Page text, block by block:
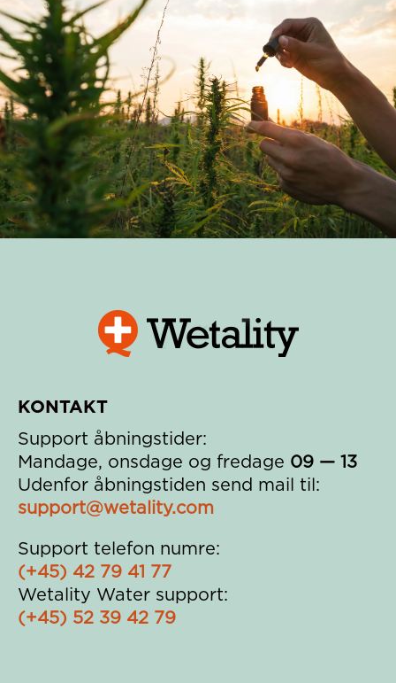
KONTAKT
Support åbningstider:
Mandage, onsdage og fredage 09 — 13
Udenfor åbningstiden send mail til:
support@wetality.com
Support telefon numre:
(+45) 42 79 41 77
Wetality Water support:
(+45) 52 39 42 79